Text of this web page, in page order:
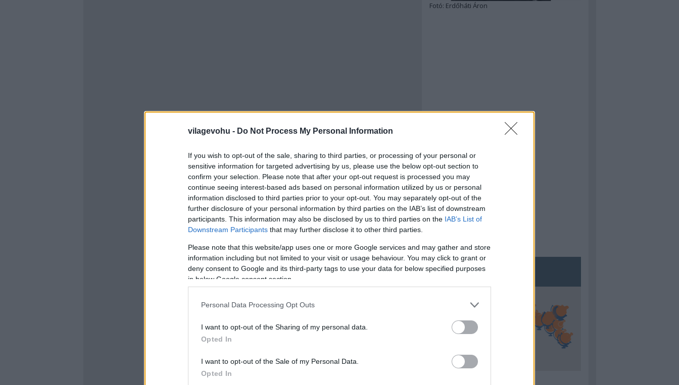
vilagevohu - Do Not Process My Personal Information
If you wish to opt-out of the sale, sharing to third parties, or processing of your personal or
sensitive information for targeted advertising by us, please use the below opt-out section to
confirm your selection. Please note that after your opt-out request is processed you may
continue seeing interest-based ads based on personal information utilized by us or personal
information disclosed to third parties prior to your opt-out. You may separately opt-out of the
further disclosure of your personal information by third parties on the IAB’s list of downstream
participants. This information may also be disclosed by us to third parties on the IAB’s List of
Downstream Participants that may further disclose it to other third parties.
Please note that this website/app uses one or more Google services and may gather and store
information including but not limited to your visit or usage behaviour. You may click to grant or
deny consent to Google and its third-party tags to use your data for below specified purposes
in below Google consent section.
Personal Data Processing Opt Outs
I want to opt-out of the Sharing of my personal data.
Opted In
I want to opt-out of the Sale of my Personal Data.
Opted In
Fotó: Erdőháti Áron